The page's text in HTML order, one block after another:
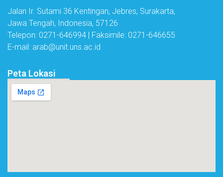
Jalan Ir. Sutami 36 Kentingan, Jebres, Surakarta,
Jawa Tengah, Indonesia, 57126
Telepon: 0271-646994 | Faksimile: 0271-646655
E-mail: arab@unit.uns.ac.id
Peta Lokasi